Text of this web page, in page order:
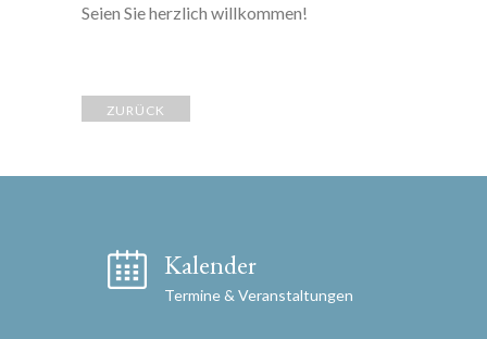
Seien Sie herzlich willkommen!
ZURÜCK
Kalender
Termine & Veranstaltungen